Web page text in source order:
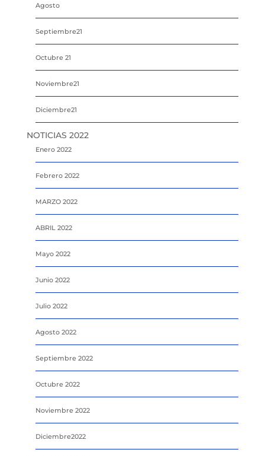
Agosto
Septiembre21
Octubre 21
Noviembre21
Diciembre21
NOTICIAS 2022
Enero 2022
Febrero 2022
MARZO 2022
ABRIL 2022
Mayo 2022
Junio 2022
Julio 2022
Agosto 2022
Septiembre 2022
Octubre 2022
Noviembre 2022
Diciembre2022